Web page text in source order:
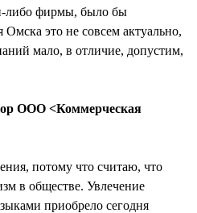
либо фирмы, было бы
это не совсем актуально,
мало, в отличие, допустим,
ООО <Коммерческая
потому что считаю, что
в обществе. Увлечение
приобрело сегодня